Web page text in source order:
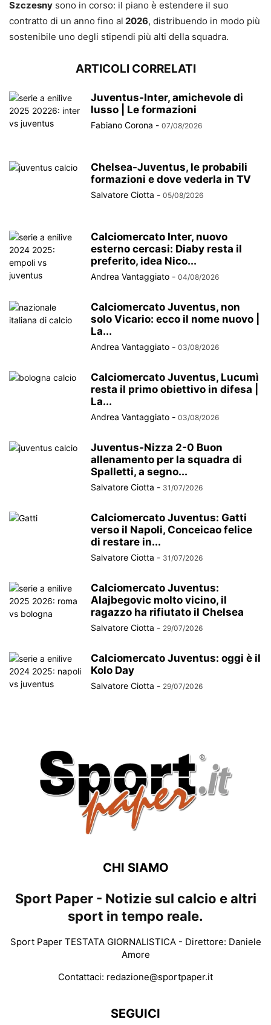
Szczesny sono in corso: il piano è estendere il suo
contratto di un anno fino al 2026, distribuendo in modo più
sostenibile uno degli stipendi più alti della squadra.
ARTICOLI CORRELATI
Juventus-Inter, amichevole di
lusso | Le formazioni
Fabiano Corona - 07/08/2026
Chelsea-Juventus, le probabili
formazioni e dove vederla in TV
Salvatore Ciotta - 05/08/2026
Calciomercato Inter, nuovo
esterno cercasi: Diaby resta il
preferito, idea Nico...
Andrea Vantaggiato - 04/08/2026
Calciomercato Juventus, non
solo Vicario: ecco il nome nuovo |
La...
Andrea Vantaggiato - 03/08/2026
Calciomercato Juventus, Lucumì
resta il primo obiettivo in difesa |
La...
Andrea Vantaggiato - 03/08/2026
Juventus-Nizza 2-0 Buon
allenamento per la squadra di
Spalletti, a segno...
Salvatore Ciotta - 31/07/2026
Calciomercato Juventus: Gatti
verso il Napoli, Conceicao felice
di restare in...
Salvatore Ciotta - 31/07/2026
Calciomercato Juventus:
Alajbegovic molto vicino, il
ragazzo ha rifiutato il Chelsea
Salvatore Ciotta - 29/07/2026
Calciomercato Juventus: oggi è il
Kolo Day
Salvatore Ciotta - 29/07/2026
CHI SIAMO
Sport Paper - Notizie sul calcio e altri
sport in tempo reale.
Sport Paper TESTATA GIORNALISTICA - Direttore: Daniele
Amore
Contattaci: redazione@sportpaper.it
SEGUICI